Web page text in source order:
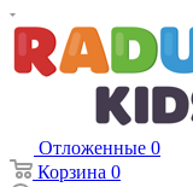
Отложенные 0
Корзина 0